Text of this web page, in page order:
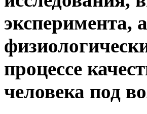
эксперимента,
процессе
человека под